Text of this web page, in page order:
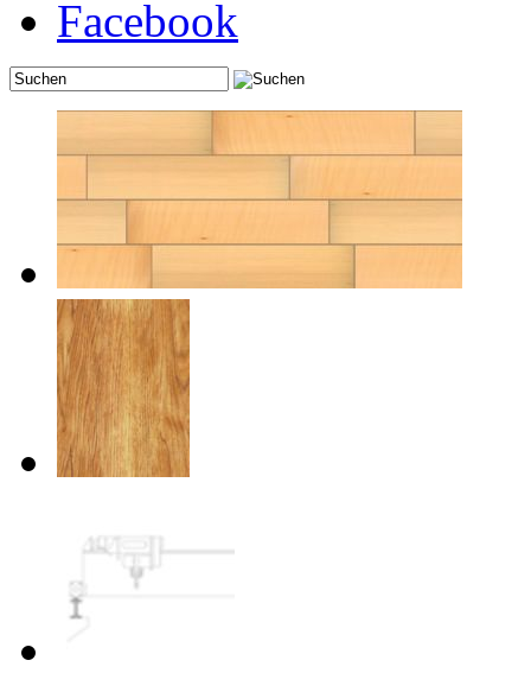
Facebook